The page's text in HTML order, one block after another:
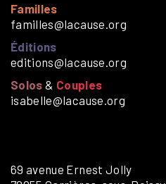
Familles
familles@lacause.org
Éditions
editions@lacause.org
Solos & Couples
isabelle@lacause.org
69 avenue Ernest Jolly